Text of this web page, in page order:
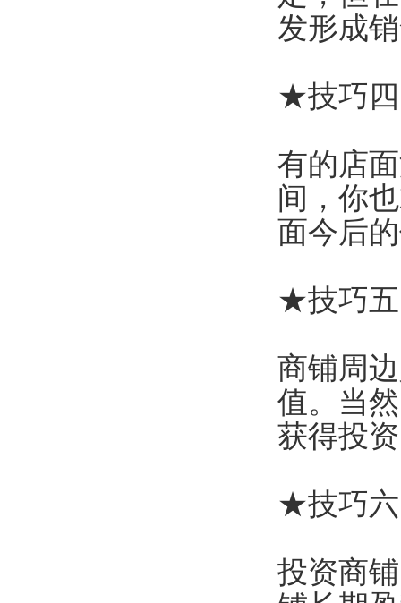
发形成
★技巧
有的店
间，你
面今后
★技巧
商铺周
值。当
获得投
★技巧
投资商